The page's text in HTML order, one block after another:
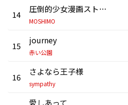
14 圧倒的少女漫画ストーリー
MOSHIMO
15 journey
赤い公園
16 さよなら王子様
sympathy
愛しあって